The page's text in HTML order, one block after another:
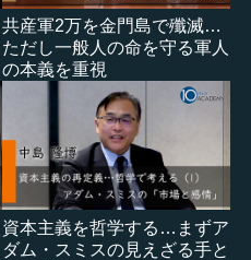
共産軍2万を金門島で殲滅…
ただし一般人の命を守る軍人
の本義を重視
資本主義を哲学する…まずア
ダム・スミスの見えざる手と